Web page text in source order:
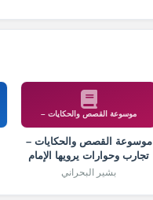
موسوعة القصص والحكايات –
موسوعة القصص والحكايات –
تجارب وحوارات يرويها الإمام
الشيرازي
بشير البحراني